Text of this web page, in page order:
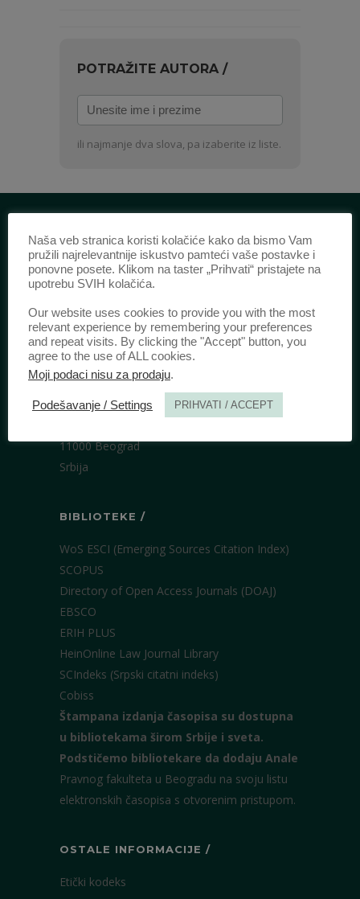
POTRAŽITE AUTORA /
Unesite
ime
iili najmanje dva slova, pa izaberite iz liste.
IDENTIFIKACIJA /
ISSN:0003-2565(Štampano izdanje)
DOI:10.51204/Anali_PFBU_1906
IZDAVAČ /
Pravni fakultet Univerziteta u Beogradu
11000 Beograd
Srbija
BIBLIOTEKE /
WoS ESCI (Emerging Sources Citation Index)
SCOPUS
Directory of Open Access Journals (DOAJ)
EBSCO
ERIH PLUS
HeinOnline Law Journal Library
SCIndeks (Srpski citatni indeks)
Cobiss
Štampana izdanja časopisa su dostupna
u bibliotekama širom Srbije i sveta.
Podstičemo bibliotekare da dodaju Anale
Pravnog fakulteta u Beogradu na svoju listu
elektronskih časopisa s otvorenim pristupom.
OSTALE INFORMACIJE /
Etički kodeks
Naša veb stranica koristi kolačiće kako da bismo Vam
pružili najrelevantnije iskustvo pamteći vaše postavke i
ponovne posete. Klikom na taster „Prihvati“ pristajete na
upotrebu SVIH kolačića.
Our website uses cookies to provide you with the most
relevant experience by remembering your preferences
and repeat visits. By clicking the "Accept" button, you
agree to the use of ALL cookies.
Moji podaci nisu za prodaju.
Podešavanje / Settings PRIHVATI / ACCEPT